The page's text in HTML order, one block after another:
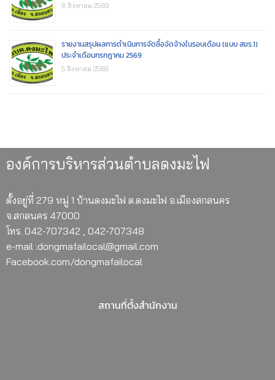
6 สิงหาคม 2569
รายงานสรุปผลการดำเนินการจัดซื้อจัดจ้างในรอบเดือน (แบบ สขร.1)
ประจำเดือนกรกฎาคม 2569
5 สิงหาคม 2569
องค์การบริหารส่วนตำบลดงมะไฟ
ตั้งอยู่ที่ 279 หมู่ 1 บ้านดงมะไฟ ต.ดงมะไฟ อ.เมืองสกลนคร
จ.สกลนคร 47000
โทร. 042-707342 , 042-707348
e-mail :dongmafailocal@gmail.com
Facebook.com/dongmafailocal
สถานที่ตั้งสำนักงาน